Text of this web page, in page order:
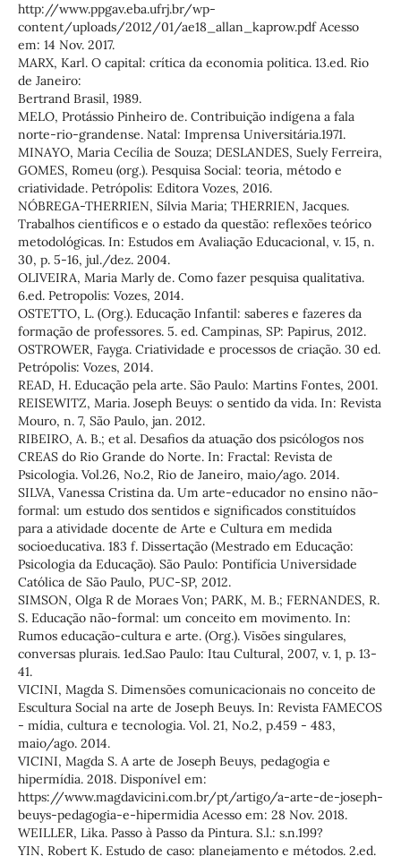
http://www.ppgav.eba.ufrj.br/wp-
content/uploads/2012/01/ae18_allan_kaprow.pdf Acesso
em: 14 Nov. 2017.
MARX, Karl. O capital: crítica da economia politica. 13.ed. Rio
de Janeiro:
Bertrand Brasil, 1989.
MELO, Protássio Pinheiro de. Contribuição indígena a fala
norte-rio-grandense. Natal: Imprensa Universitária.1971.
MINAYO, Maria Cecília de Souza; DESLANDES, Suely Ferreira,
GOMES, Romeu (org.). Pesquisa Social: teoria, método e
criatividade. Petrópolis: Editora Vozes, 2016.
NÓBREGA-THERRIEN, Sílvia Maria; THERRIEN, Jacques.
Trabalhos científicos e o estado da questão: reflexões teórico
metodológicas. In: Estudos em Avaliação Educacional, v. 15, n.
30, p. 5-16, jul./dez. 2004.
OLIVEIRA, Maria Marly de. Como fazer pesquisa qualitativa.
6.ed. Petropolis: Vozes, 2014.
OSTETTO, L. (Org.). Educação Infantil: saberes e fazeres da
formação de professores. 5. ed. Campinas, SP: Papirus, 2012.
OSTROWER, Fayga. Criatividade e processos de criação. 30 ed.
Petrópolis: Vozes, 2014.
READ, H. Educação pela arte. São Paulo: Martins Fontes, 2001.
REISEWITZ, Maria. Joseph Beuys: o sentido da vida. In: Revista
Mouro, n. 7, São Paulo, jan. 2012.
RIBEIRO, A. B.; et al. Desafios da atuação dos psicólogos nos
CREAS do Rio Grande do Norte. In: Fractal: Revista de
Psicologia. Vol.26, No.2, Rio de Janeiro, maio/ago. 2014.
SILVA, Vanessa Cristina da. Um arte-educador no ensino não-
formal: um estudo dos sentidos e significados constituídos
para a atividade docente de Arte e Cultura em medida
socioeducativa. 183 f. Dissertação (Mestrado em Educação:
Psicologia da Educação). São Paulo: Pontifícia Universidade
Católica de São Paulo, PUC-SP, 2012.
SIMSON, Olga R de Moraes Von; PARK, M. B.; FERNANDES, R.
S. Educação não-formal: um conceito em movimento. In:
Rumos educação-cultura e arte. (Org.). Visões singulares,
conversas plurais. 1ed.Sao Paulo: Itau Cultural, 2007, v. 1, p. 13-
41.
VICINI, Magda S. Dimensões comunicacionais no conceito de
Escultura Social na arte de Joseph Beuys. In: Revista FAMECOS
- mídia, cultura e tecnologia. Vol. 21, No.2, p.459 - 483,
maio/ago. 2014.
VICINI, Magda S. A arte de Joseph Beuys, pedagogia e
hipermídia. 2018. Disponível em:
https://www.magdavicini.com.br/pt/artigo/a-arte-de-joseph-
beuys-pedagogia-e-hipermidia Acesso em: 28 Nov. 2018.
WEILLER, Lika. Passo à Passo da Pintura. S.l.: s.n.199?
YIN, Robert K. Estudo de caso: planejamento e métodos. 2.ed.